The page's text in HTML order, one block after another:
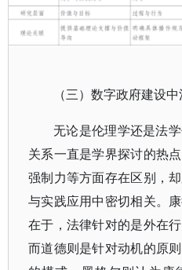
（三）数字政府建设
无论是伦理学还是法
关系一直是学界探讨的热
强制力等方面存在区别，
与实践应用中密切相关。
在于，法律针对的是外在
而道德则是针对动机的原